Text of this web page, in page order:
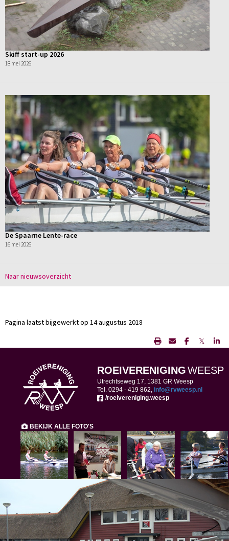
Skiff start-up 2026
18 mei 2026
De Spaarne Lente-race
16 mei 2026
Naar nieuwsoverzicht
Pagina laatst bijgewerkt op 14 augustus 2018
𝕏
ROEIVERENIGINGWEESP
Utrechtseweg 17, 1381 GR Weesp
Tel. 0294 - 419 862, ofni@rvweesp.nl
/roeivereniging.weesp
BEKIJK ALLE FOTO'S